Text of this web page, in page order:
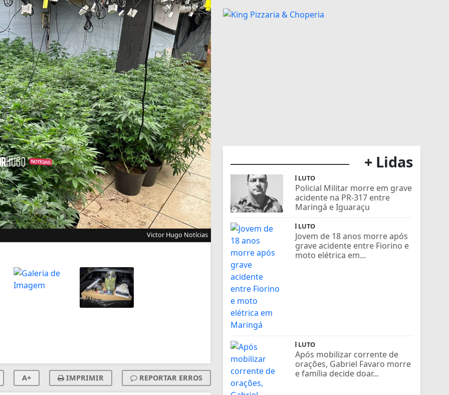
Victor Hugo Notícias
A+ IMPRIMIR REPORTAR ERROS
+ Lidas
LUTO
Policial Militar morre em grave
acidente na PR-317 entre
Maringá e Iguaraçu
LUTO
Jovem de 18 anos morre após
grave acidente entre Fiorino e
moto elétrica em...
LUTO
Após mobilizar corrente de
orações, Gabriel Favaro morre
e família decide doar...